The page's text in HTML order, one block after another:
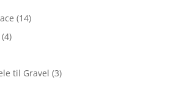
(14)
(4)
til Gravel (3)